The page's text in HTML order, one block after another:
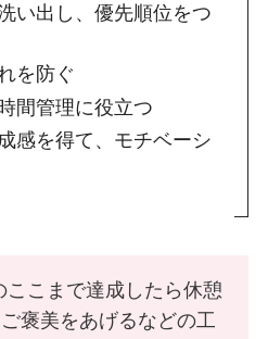
い出し、優先順位をつ
を防ぐ
間管理に役立つ
感を得て、モチベーシ
ここまで達成したら休憩
褒美をあげるなどの工